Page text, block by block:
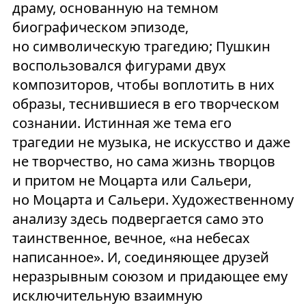
драму, основанную на темном
биографическом эпизоде,
но символическую трагедию; Пушкин
воспользовался фигурами двух
композиторов, чтобы воплотить в них
образы, теснившиеся в его творческом
сознании. Истинная же тема его
трагедии не музыка, не искусство и даже
не творчество, но сама жизнь творцов
и притом не Моцарта или Сальери,
но Моцарта и Сальери. Художественному
анализу здесь подвергается само это
таинственное, вечное, «на небесах
написанное». И, соединяющее друзей
неразрывным союзом и придающее ему
исключительную взаимную